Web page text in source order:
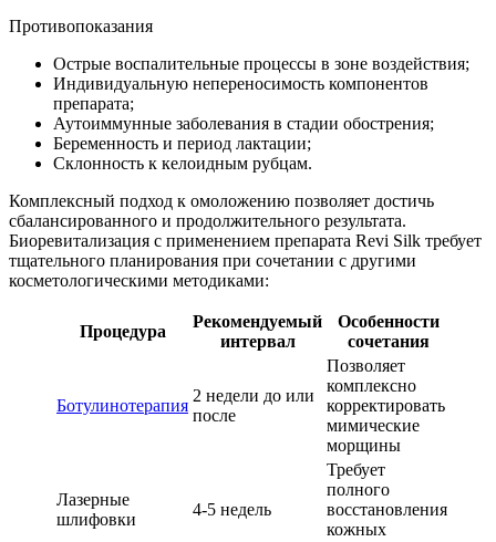
Противопоказания
Острые воспалительные процессы в зоне воздействия;
Индивидуальную непереносимость компонентов
препарата;
Аутоиммунные заболевания в стадии обострения;
Беременность и период лактации;
Склонность к келоидным рубцам.
Комплексный подход к омоложению позволяет достичь
сбалансированного и продолжительного результата.
Биоревитализация с применением препарата Revi Silk требует
тщательного планирования при сочетании с другими
косметологическими методиками:
Процедура
Рекомендуемый
интервал
Особенности
сочетания
Ботулинотерапия
2 недели до или
после
Позволяет
комплексно
корректировать
мимические
морщины
Лазерные
шлифовки
4-5 недель
Требует
полного
восстановления
кожных